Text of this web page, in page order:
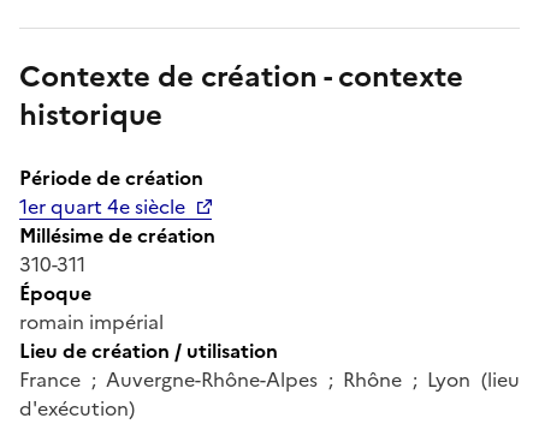
Contexte de création - contexte
historique
Période de création
1er quart 4e siècle
Millésime de création
310-311
Époque
romain impérial
Lieu de création / utilisation
France ; Auvergne-Rhône-Alpes ; Rhône ; Lyon (lieu
d'exécution)